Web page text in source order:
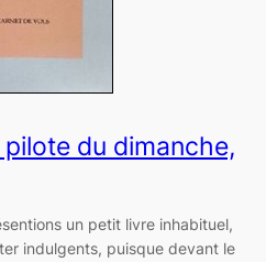
pilote du dimanche,
un petit livre inhabituel,
indulgents, puisque devant le